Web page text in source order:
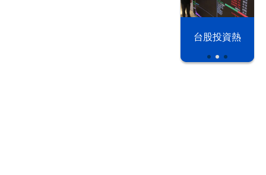
台股投資熱